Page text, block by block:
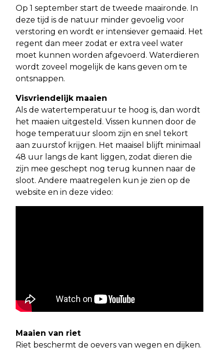
Op 1 september start de tweede maaironde. In
deze tijd is de natuur minder gevoelig voor
verstoring en wordt er intensiever gemaaid. Het
regent dan meer zodat er extra veel water
moet kunnen worden afgevoerd. Waterdieren
wordt zoveel mogelijk de kans geven om te
ontsnappen.
Visvriendelijk maaien
Als de watertemperatuur te hoog is, dan wordt
het maaien uitgesteld. Vissen kunnen door de
hoge temperatuur sloom zijn en snel tekort
aan zuurstof krijgen. Het maaisel blijft minimaal
48 uur langs de kant liggen, zodat dieren die
zijn mee geschept nog terug kunnen naar de
sloot. Andere maatregelen kun je zien op de
website en in deze video:
Maaien van riet
Riet beschermt de oevers van wegen en dijken.